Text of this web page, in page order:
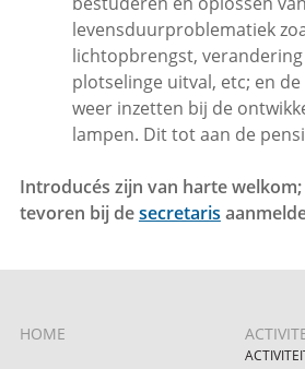
levensduurproblematiek
lichtopbrengst,
plotselinge uitval, etc; en
weer inzetten bij de
lampen. Dit tot aan de
Introducés zijn van harte
tevoren bij desecretaris
HOME